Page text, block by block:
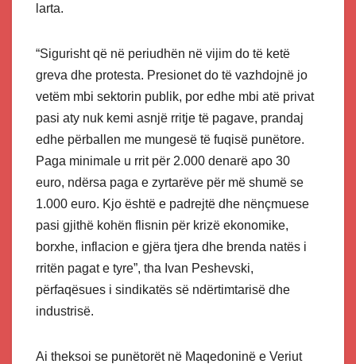
larta.
“Sigurisht që në periudhën në vijim do të ketë
greva dhe protesta. Presionet do të vazhdojnë jo
vetëm mbi sektorin publik, por edhe mbi atë privat
pasi aty nuk kemi asnjë rritje të pagave, prandaj
edhe përballen me mungesë të fuqisë punëtore.
Paga minimale u rrit për 2.000 denarë apo 30
euro, ndërsa paga e zyrtarëve për më shumë se
1.000 euro. Kjo është e padrejtë dhe nënçmuese
pasi gjithë kohën flisnin për krizë ekonomike,
borxhe, inflacion e gjëra tjera dhe brenda natës i
rritën pagat e tyre”, tha Ivan Peshevski,
përfaqësues i sindikatës së ndërtimtarisë dhe
industrisë.
Ai theksoi se punëtorët në Maqedoninë e Veriut